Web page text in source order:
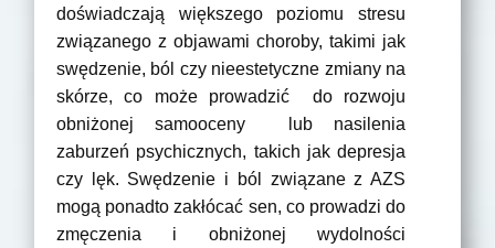
doświadczają większego poziomu stresu
związanego z objawami choroby, takimi jak
swędzenie, ból czy nieestetyczne zmiany na
skórze, co może prowadzić do rozwoju
obniżonej samooceny lub nasilenia
zaburzeń psychicznych, takich jak depresja
czy lęk. Swędzenie i ból związane z AZS
mogą ponadto zakłócać sen, co prowadzi do
zmęczenia i obniżonej wydolności